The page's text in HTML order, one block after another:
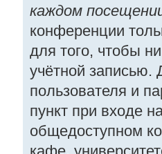
каждом
конференции
для того, чтобы
учётной записью.
пользователя и
пункт при входе
общедоступном